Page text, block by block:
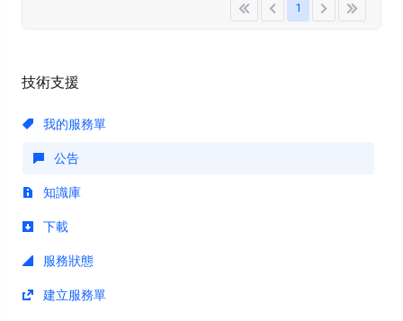
技術支援
我的服務單
公告
知識庫
下載
服務狀態
建立服務單
1